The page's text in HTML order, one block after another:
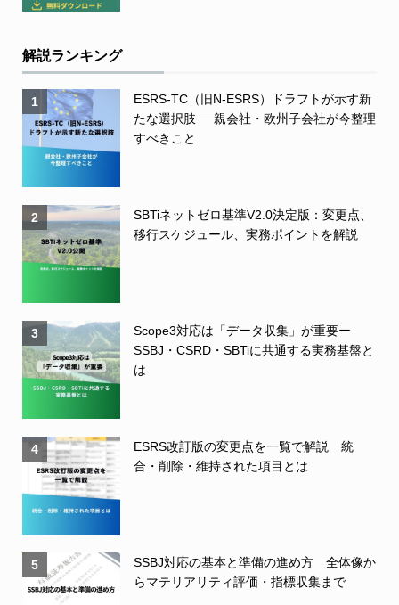
解説ランキング
1
ESRS-TC（旧N-ESRS）ドラフトが示す新
たな選択肢──親会社・欧州子会社が今整理
すべきこと
2
SBTiネットゼロ基準V2.0決定版：変更点、
移行スケジュール、実務ポイントを解説
3
Scope3対応は「データ収集」が重要ー
SSBJ・CSRD・SBTiに共通する実務基盤と
は
4
ESRS改訂版の変更点を一覧で解説 統
合・削除・維持された項目とは
5
SSBJ対応の基本と準備の進め方 全体像か
らマテリアリティ評価・指標収集まで